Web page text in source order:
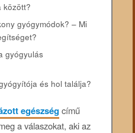
között?
gyógymódok? – Mi
gyógyulás
és hol találja?
egészség című
a válaszokat, aki az